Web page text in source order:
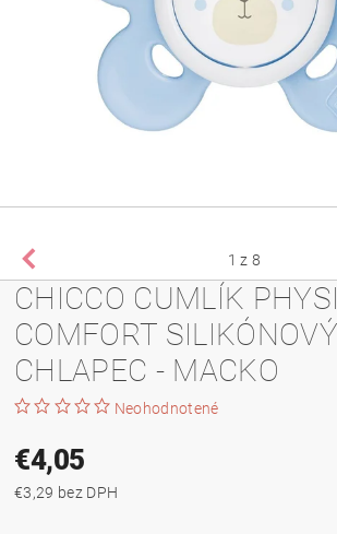
1 z 8
CHICCO CUMLÍK
COMFORT
CHLAPEC - MACKO
Neohodnotené
€4,05
€3,29 bez DPH